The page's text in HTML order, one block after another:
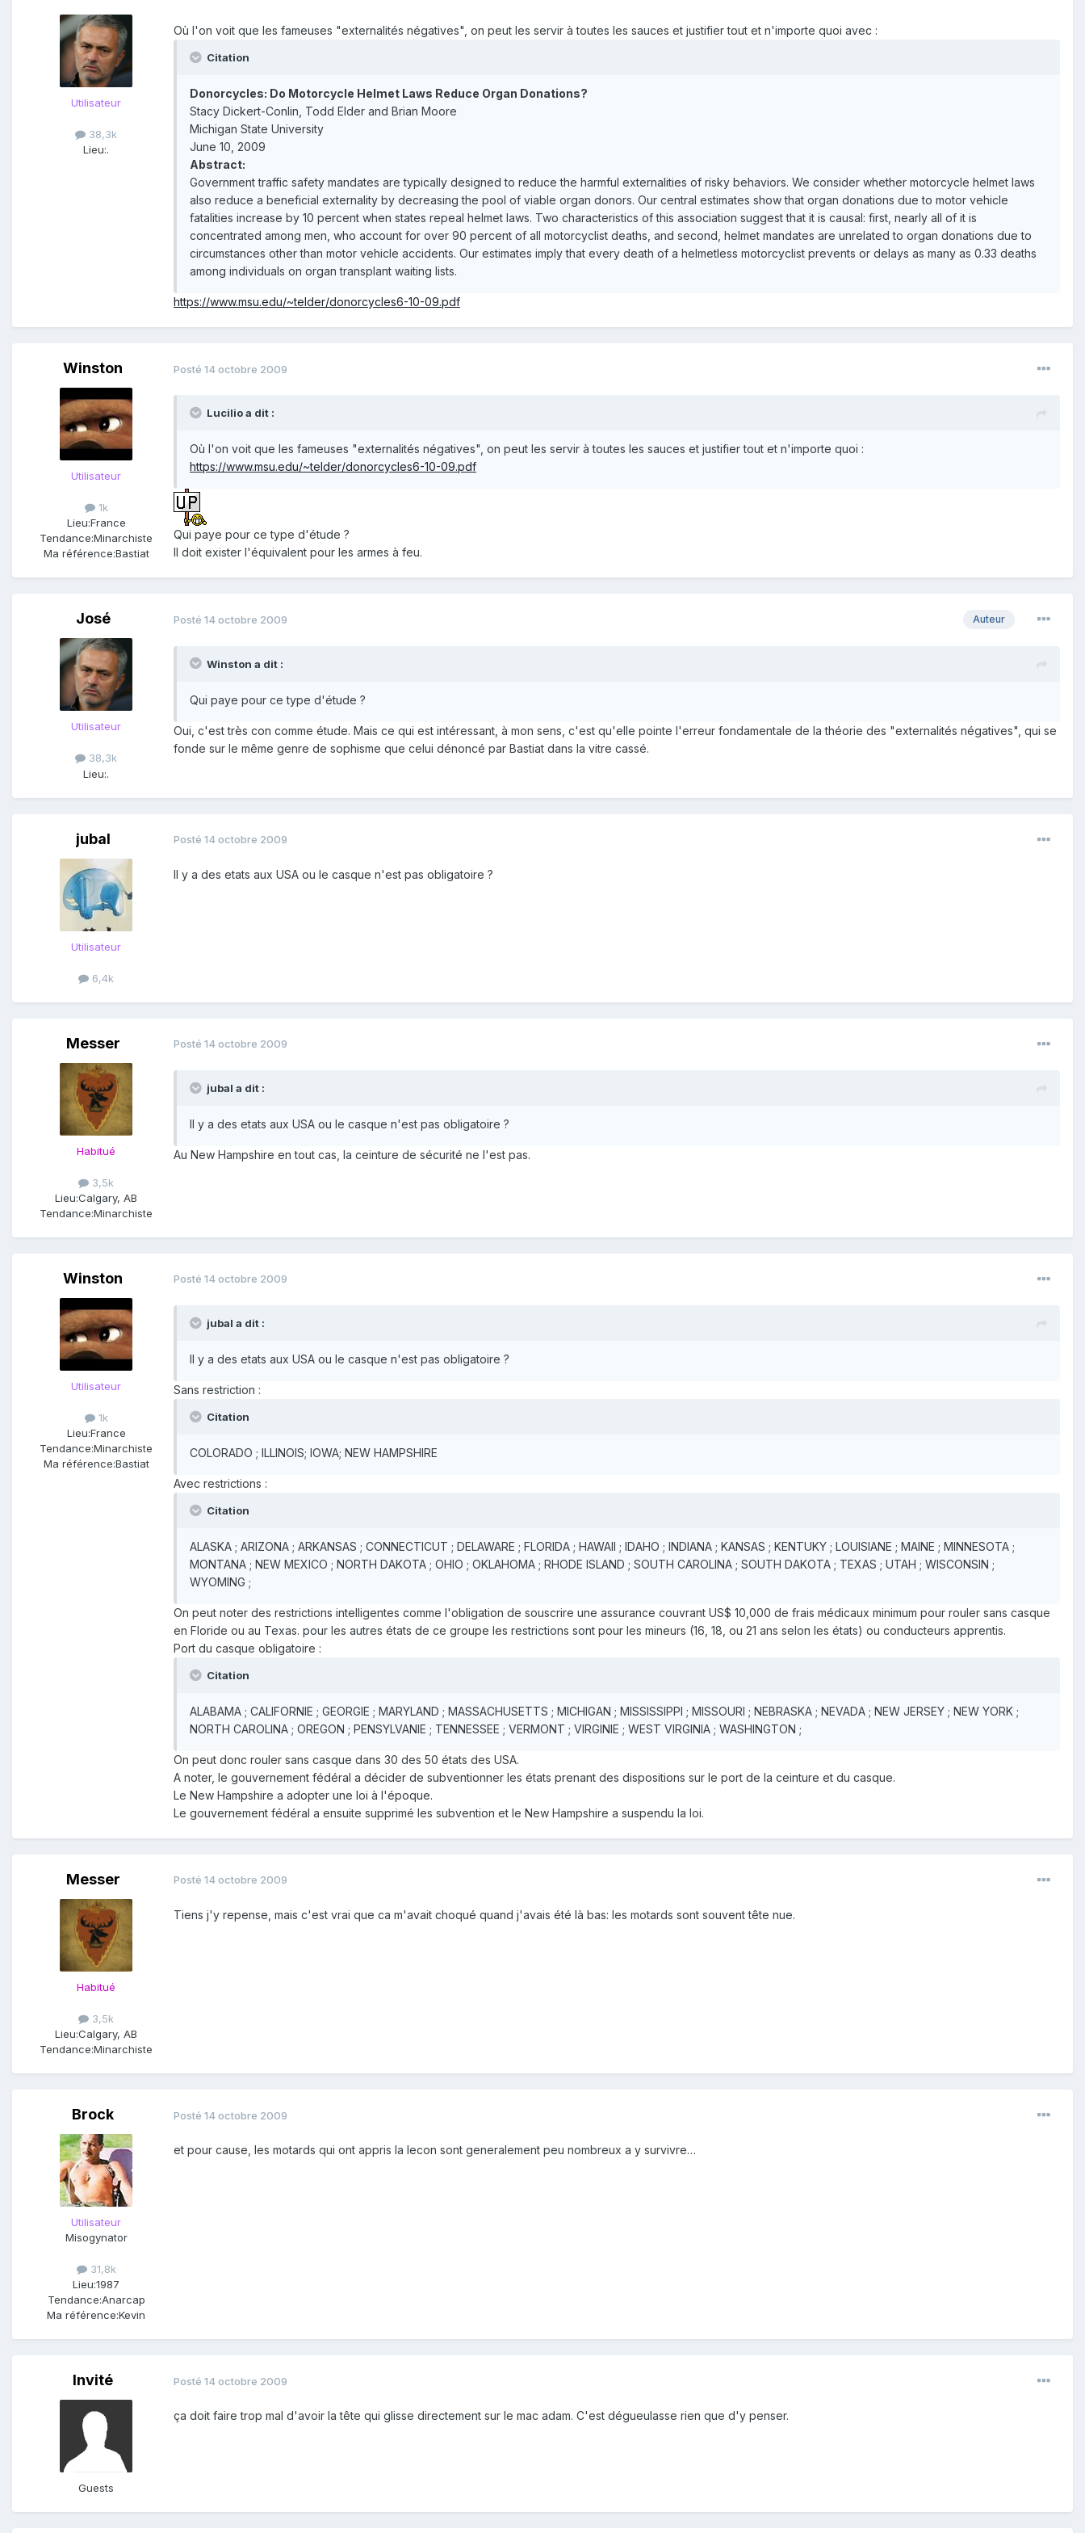
Utilisateur
38,3k
Lieu:.
Où l'on voit que les fameuses "externalités négatives", on peut les servir à toutes les sauces et justifier tout et n'importe quoi avec :
Citation
Donorcycles: Do Motorcycle Helmet Laws Reduce Organ Donations?
Stacy Dickert-Conlin, Todd Elder and Brian Moore
Michigan State University
June 10, 2009
Abstract:
Government traffic safety mandates are typically designed to reduce the harmful externalities of risky behaviors. We consider whether motorcycle helmet laws
also reduce a beneficial externality by decreasing the pool of viable organ donors. Our central estimates show that organ donations due to motor vehicle
fatalities increase by 10 percent when states repeal helmet laws. Two characteristics of this association suggest that it is causal: first, nearly all of it is
concentrated among men, who account for over 90 percent of all motorcyclist deaths, and second, helmet mandates are unrelated to organ donations due to
circumstances other than motor vehicle accidents. Our estimates imply that every death of a helmetless motorcyclist prevents or delays as many as 0.33 deaths
among individuals on organ transplant waiting lists.
https://www.msu.edu/~telder/donorcycles6-10-09.pdf
Winston
Utilisateur
1k
Lieu:France
Tendance:Minarchiste
Ma référence:Bastiat
Posté 14 octobre 2009
Lucilio a dit :
Où l'on voit que les fameuses "externalités négatives", on peut les servir à toutes les sauces et justifier tout et n'importe quoi :
https://www.msu.edu/~telder/donorcycles6-10-09.pdf
Qui paye pour ce type d'étude ?
Il doit exister l'équivalent pour les armes à feu.
José
Utilisateur
38,3k
Lieu:.
Auteur
Posté 14 octobre 2009
Winston a dit :
Qui paye pour ce type d'étude ?
Oui, c'est très con comme étude. Mais ce qui est intéressant, à mon sens, c'est qu'elle pointe l'erreur fondamentale de la théorie des "externalités négatives", qui se
fonde sur le même genre de sophisme que celui dénoncé par Bastiat dans la vitre cassé.
jubal
Utilisateur
6,4k
Posté 14 octobre 2009
Il y a des etats aux USA ou le casque n'est pas obligatoire ?
Messer
Habitué
3,5k
Lieu:Calgary, AB
Tendance:Minarchiste
Posté 14 octobre 2009
jubal a dit :
Il y a des etats aux USA ou le casque n'est pas obligatoire ?
Au New Hampshire en tout cas, la ceinture de sécurité ne l'est pas.
Winston
Utilisateur
1k
Lieu:France
Tendance:Minarchiste
Ma référence:Bastiat
Posté 14 octobre 2009
jubal a dit :
Il y a des etats aux USA ou le casque n'est pas obligatoire ?
Sans restriction :
Citation
COLORADO ; ILLINOIS; IOWA; NEW HAMPSHIRE
Avec restrictions :
Citation
ALASKA ; ARIZONA ; ARKANSAS ; CONNECTICUT ; DELAWARE ; FLORIDA ; HAWAII ; IDAHO ; INDIANA ; KANSAS ; KENTUKY ; LOUISIANE ; MAINE ; MINNESOTA ;
MONTANA ; NEW MEXICO ; NORTH DAKOTA ; OHIO ; OKLAHOMA ; RHODE ISLAND ; SOUTH CAROLINA ; SOUTH DAKOTA ; TEXAS ; UTAH ; WISCONSIN ;
WYOMING ;
On peut noter des restrictions intelligentes comme l'obligation de souscrire une assurance couvrant US$ 10,000 de frais médicaux minimum pour rouler sans casque
en Floride ou au Texas. pour les autres états de ce groupe les restrictions sont pour les mineurs (16, 18, ou 21 ans selon les états) ou conducteurs apprentis.
Port du casque obligatoire :
Citation
ALABAMA ; CALIFORNIE ; GEORGIE ; MARYLAND ; MASSACHUSETTS ; MICHIGAN ; MISSISSIPPI ; MISSOURI ; NEBRASKA ; NEVADA ; NEW JERSEY ; NEW YORK ;
NORTH CAROLINA ; OREGON ; PENSYLVANIE ; TENNESSEE ; VERMONT ; VIRGINIE ; WEST VIRGINIA ; WASHINGTON ;
On peut donc rouler sans casque dans 30 des 50 états des USA.
A noter, le gouvernement fédéral a décider de subventionner les états prenant des dispositions sur le port de la ceinture et du casque.
Le New Hampshire a adopter une loi à l'époque.
Le gouvernement fédéral a ensuite supprimé les subvention et le New Hampshire a suspendu la loi.
Messer
Habitué
3,5k
Lieu:Calgary, AB
Tendance:Minarchiste
Posté 14 octobre 2009
Tiens j'y repense, mais c'est vrai que ca m'avait choqué quand j'avais été là bas: les motards sont souvent tête nue.
Brock
Utilisateur
Misogynator
31,8k
Lieu:1987
Tendance:Anarcap
Ma référence:Kevin
Posté 14 octobre 2009
et pour cause, les motards qui ont appris la lecon sont generalement peu nombreux a y survivre…
Invité
Guests
Posté 14 octobre 2009
ça doit faire trop mal d'avoir la tête qui glisse directement sur le mac adam. C'est dégueulasse rien que d'y penser.